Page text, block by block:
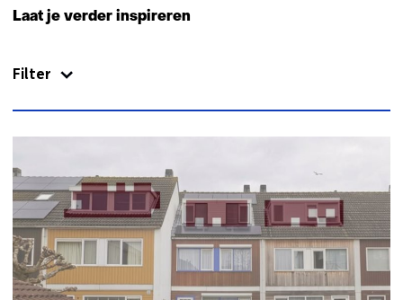
op)
Laat je verder inspireren
Filter
getoond
t/m
10